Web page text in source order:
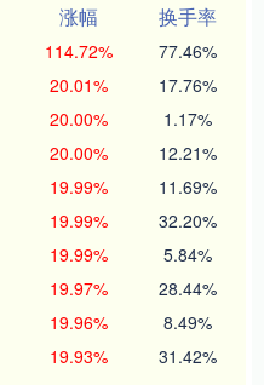
涨幅
换手率
114.72% 77.46%
20.01% 17.76%
20.00% 1.17%
20.00% 12.21%
19.99% 11.69%
19.99% 32.20%
19.99% 5.84%
19.97% 28.44%
19.96% 8.49%
19.93% 31.42%